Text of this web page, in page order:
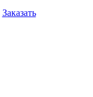
Заказать